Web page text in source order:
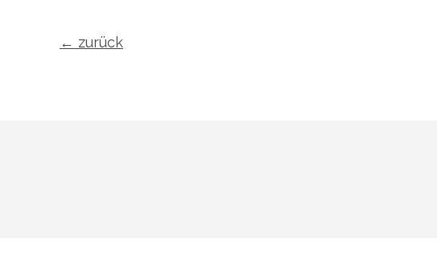
← zurück